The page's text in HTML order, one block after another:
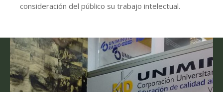
consideración del público su trabajo intelectual.